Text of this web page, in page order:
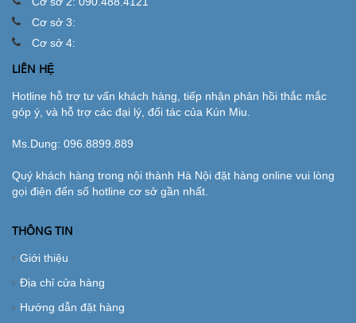
Cơ sở 3:
Cơ sở 4:
LIÊN HỆ
Hotline hỗ trợ tư vấn khách hàng, tiếp nhận phản hồi thắc mắc
góp ý, và hỗ trợ các đại lý, đối tác của Kún Miu.
Ms.Dung: 096.8899.889
Quý khách hàng trong nội thành Hà Nội đặt hàng online vui lòng
gọi điện đến số hotline cơ sở gần nhất.
THÔNG TIN
Giới thiệu
Địa chỉ cửa hàng
Hướng dẫn đặt hàng